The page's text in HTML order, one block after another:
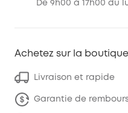
De 9h00 à 17h00 du
Achetez sur la
Livraison et rapide
Garantie de